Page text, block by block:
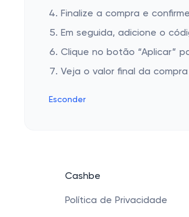
Finalize a compra e
Em seguida, adicione o
Clique no botão “Aplicar”
Veja o valor final da
Esconder
Cashbe
Política de Privacidade